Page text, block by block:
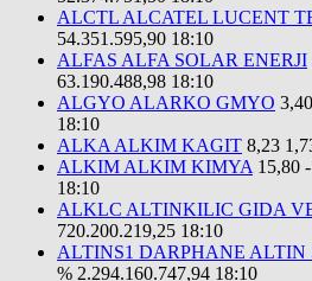
ALCTL ALCATEL LUCENT
54.351.595,90 18:10
ALFAS ALFA SOLAR ENERJI
63.190.488,98 18:10
ALGYO ALARKO GMYO 3,40
18:10
ALKA ALKIM KAGIT 8,23
ALKIM ALKIM KIMYA 15,80
18:10
ALKLC ALTINKILIC GIDA
720.200.219,25 18:10
ALTINS1 DARPHANE ALTIN
% 2.294.160.747,94 18:10